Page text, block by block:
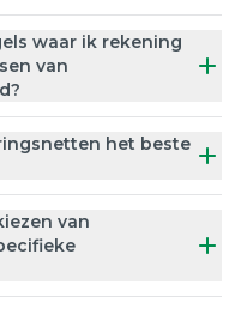
waar ik rekening
van
het beste
van